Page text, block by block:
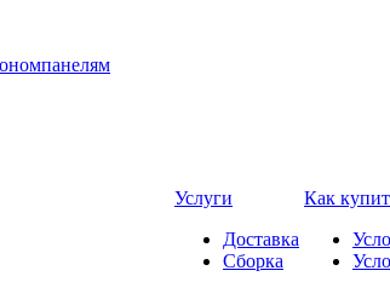
Услуги
Доставка
Сборка
Как